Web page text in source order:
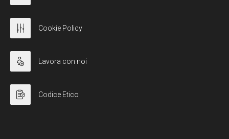
Cookie Policy
Lavora con noi
Codice Etico